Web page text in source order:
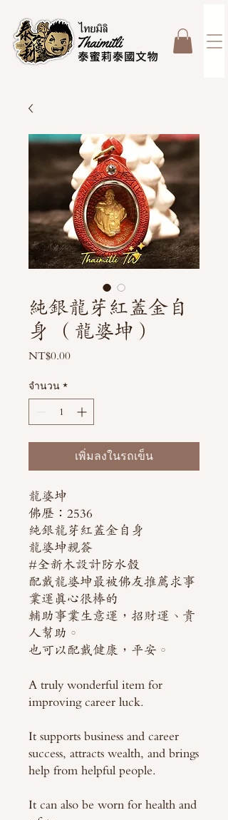
純銀龍芽紅蓋金自
身 （龍婆坤）
NT$0.00ราคา
จำนวน *
เพิ่มลงในรถเข็น
龍婆坤
佛歷：2536
純銀龍芽紅蓋金自身
龍婆坤親簽
#全新木設計防水殼
配戴龍婆坤最被佛友推薦求事
業運真心很棒的
輔助事業生意運，招財運、貴
人幫助。
也可以配戴健康，平安。
A truly wonderful item for
improving career luck.
It supports business and career
success, attracts wealth, and brings
help from helpful people.
It can also be worn for health and